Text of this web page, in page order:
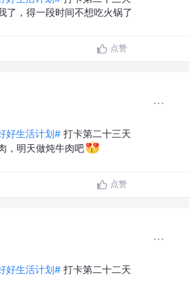
了，得一段时间不想吃火锅了
点赞
好生活计划# 打卡第二十三天
，明天做炖牛肉吧
点赞
好生活计划# 打卡第二十二天